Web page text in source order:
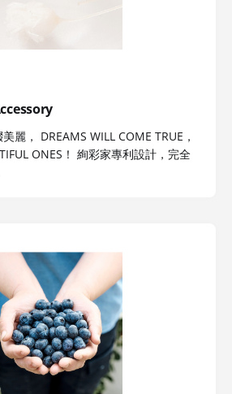
麗， DREAMS WILL COME TRUE，
ONES！ 絢彩家專利設計，完全